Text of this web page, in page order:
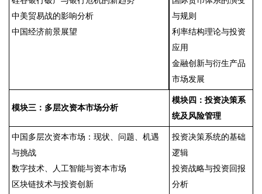
中美贸易战的影响分析
中国经济前景展望
与规则
利率结构理论与投资
应用
金融创新与衍生产品
市场发展
模块三：多层次资本市场分析
模块四：投资决策系
统及风险管理
中国多层次资本市场：现状、问题、机遇
与挑战
数字技术、人工智能与资本市场
区块链技术与投资创新
投资决策系统的基础
逻辑
投资战略与投资回报
分析